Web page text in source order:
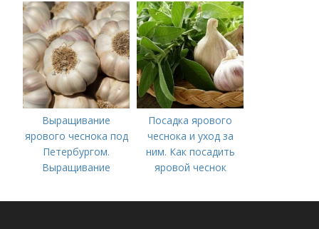
открытом грунте
озимого чеснока
Выращивание
ярового чеснока под
Петербургом.
Выращивание
важных моментов
Посадка ярового
чеснока и уход за
ним. Как посадить
яровой чеснок